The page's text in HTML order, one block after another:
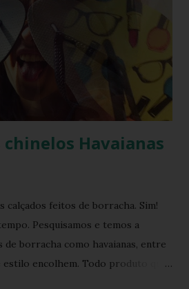
por transferência térmica até a
em Zamak. Abaixo, você
completa com prós, contras, guia
teste de autenticidade e
que é a Havaianas Top Bordado
chinelos Havaianas
calçados feitos de borracha. Sim!
Pesquisamos e temos a
de borracha como havaianas, entre
encolhem. Todo produto que